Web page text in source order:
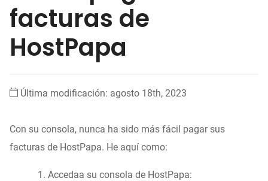
facturas de
HostPapa
Última modificación: agosto 18th, 2023
Con su consola, nunca ha sido más fácil pagar sus
facturas de HostPapa. He aquí como:
Accedaa su consola de HostPapa: